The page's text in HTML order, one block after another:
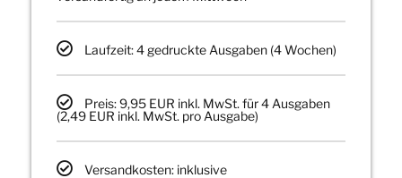
Laufzeit: 4 gedruckte Ausgaben (4 Wochen)
Preis: 9,95 EUR inkl. MwSt. für 4 Ausgaben
(2,49 EUR inkl. MwSt. pro Ausgabe)
Versandkosten: inklusive